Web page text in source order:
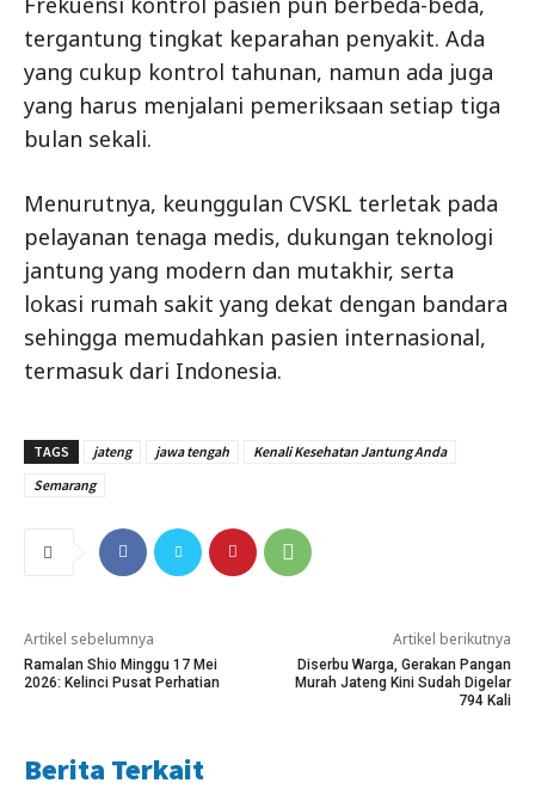
tergantung tingkat keparahan penyakit. Ada
yang cukup kontrol tahunan, namun ada juga
yang harus menjalani pemeriksaan setiap tiga
bulan sekali.
Menurutnya, keunggulan CVSKL terletak pada
pelayanan tenaga medis, dukungan teknologi
jantung yang modern dan mutakhir, serta
lokasi rumah sakit yang dekat dengan bandara
sehingga memudahkan pasien internasional,
termasuk dari Indonesia.
TAGS jateng jawa tengah
Kenali Kesehatan Jantung Anda
Semarang
Artikel sebelumnya
Ramalan Shio Minggu 17 Mei
2026: Kelinci Pusat Perhatian
Artikel berikutnya
Diserbu Warga, Gerakan Pangan
Murah Jateng Kini Sudah Digelar
794 Kali
Berita Terkait